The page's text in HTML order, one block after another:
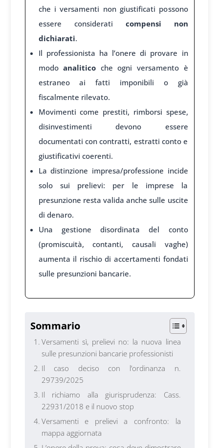
che i versamenti non giustificati possono
essere considerati compensi non
dichiarati.
Il professionista ha l’onere di provare in
modoanalitico che ogni versamento è
estraneo ai fatti imponibili o già
fiscalmente rilevato.
Movimenti come prestiti, rimborsi spese,
disinvestimenti devono essere
documentati con contratti, estratti conto e
giustificativi coerenti.
La distinzione impresa/professione incide
solo sui prelievi: per le imprese la
presunzione resta valida anche sulle uscite
di denaro.
Una gestione disordinata del conto
(promiscuità, contanti, causali vaghe)
aumenta il rischio di accertamenti fondati
sulle presunzioni bancarie.
Sommario
Versamenti sì, prelievi no: la nuova linea
sulle presunzioni bancarie professionisti
Il caso deciso con l’ordinanza n.
29739/2025
Il richiamo alla giurisprudenza: Cass.
22931/2018 e il nuovo stop
Versamenti e prelievi a confronto: la
mappa aggiornata